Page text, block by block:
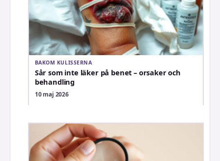
BAKOM KULISSERNA
Sår som inte läker på benet – orsaker och
behandling
10 maj 2026